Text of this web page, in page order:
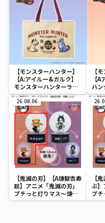
【モンスターハンター】
【A:アイルー&ガルク】
モンスターハンターライ
ズ:サンブレイク トートバ
ッグ
【
【
ハン
イク
26.08.06
【鬼滅の刃】【A煉獄杏寿
郎】アニメ「鬼滅の刃」
プチっと灯りマス～煉獄
杏寿郎・胡蝶しのぶ～
【
ぶ】
プチ
杏寿